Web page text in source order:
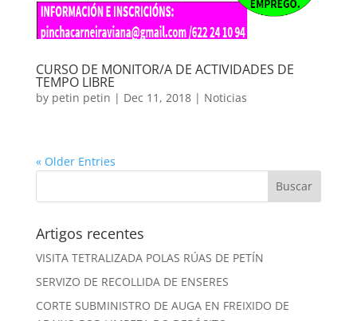
CURSO DE MONITOR/A DE ACTIVIDADES DE
TEMPO LIBRE
by petin petin | Dec 11, 2018| Noticias
« Older Entries
Artigos recentes
VISITA TETRALIZADA POLAS RÚAS DE PETÍN
SERVIZO DE RECOLLIDA DE ENSERES
CORTE SUBMINISTRO DE AUGA EN FREIXIDO DE